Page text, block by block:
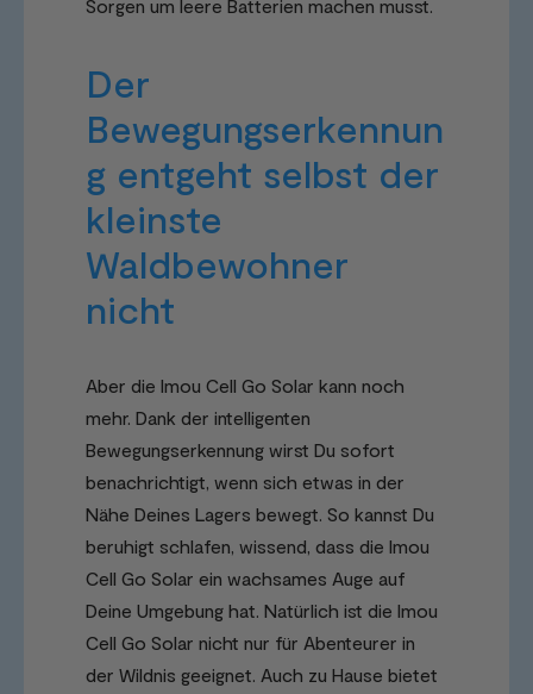
Sorgen um leere Batterien machen musst.
Der
Bewegungserkennun
g entgeht selbst der
kleinste
Waldbewohner
nicht
Aber die Imou Cell Go Solar kann noch
mehr. Dank der intelligenten
Bewegungserkennung wirst Du sofort
benachrichtigt, wenn sich etwas in der
Nähe Deines Lagers bewegt. So kannst Du
beruhigt schlafen, wissend, dass die Imou
Cell Go Solar ein wachsames Auge auf
Deine Umgebung hat. Natürlich ist die Imou
Cell Go Solar nicht nur für Abenteurer in
der Wildnis geeignet. Auch zu Hause bietet